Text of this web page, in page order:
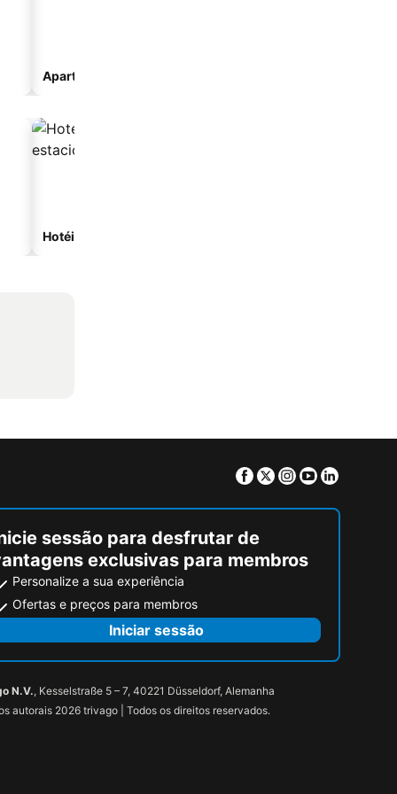
Aparthotel
Hotéis com estacionamento
Facebook
TwitterInstagram
Youtube
sessão para desfrutar de
exclusivas para membros
Personalize a sua experiência
Ofertas e preços para membros
Iniciar sessão
N.V., Kesselstraße 5 – 7, 40221 Düsseldorf, Alemanha
autorais 2026 trivago | Todos os direitos reservados.